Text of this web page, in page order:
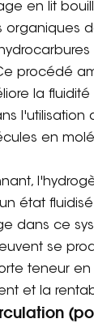
en lit
procédé
la
en
état
dans ce
se
teneur
et la